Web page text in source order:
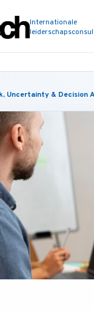
Internationale
Uncertainty & Decision